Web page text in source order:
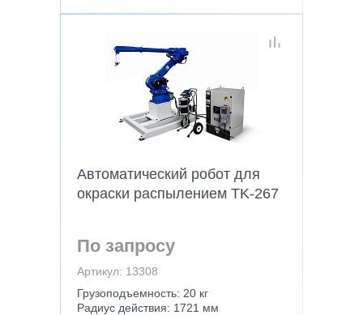
Автоматический робот для
окраски распылением TK-267
По запросу
Артикул: 13308
Грузоподъемность: 20 кг
Радиус действия: 1721 мм